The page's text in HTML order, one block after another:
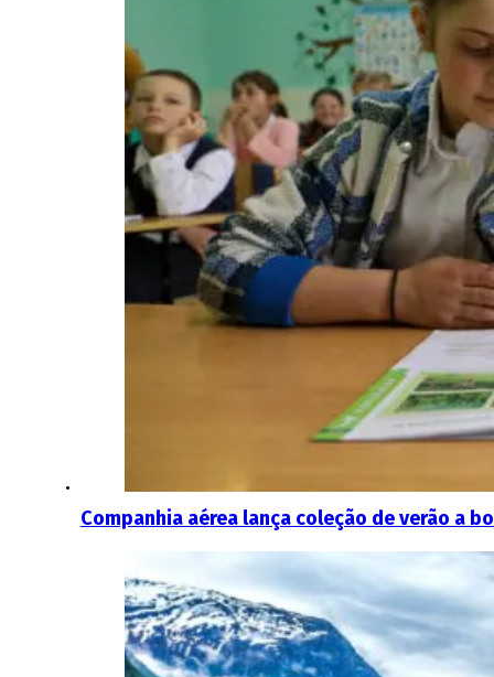
Companhia aérea lança coleção de verão a